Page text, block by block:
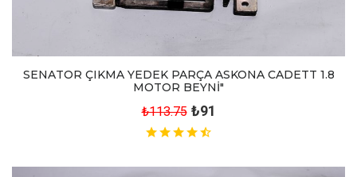
SENATOR ÇIKMA YEDEK PARÇA ASKONA CADETT 1.8
MOTOR BEYNİ"
₺113.75 ₺91